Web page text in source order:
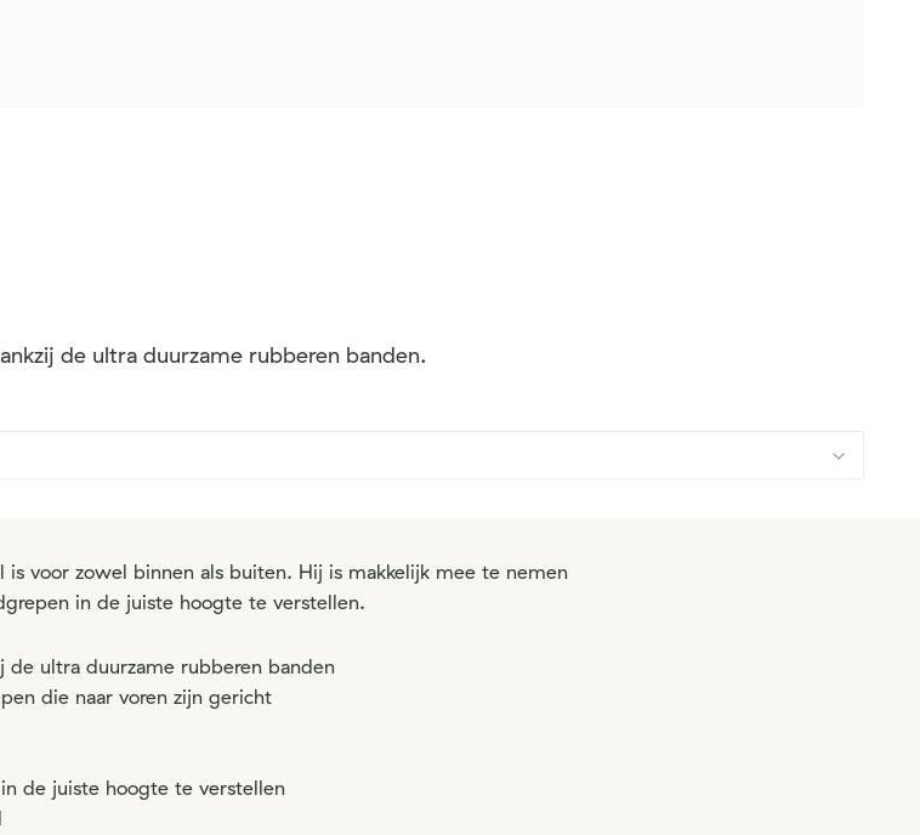
de ultra duurzame rubberen banden.
is voor zowel binnen als buiten. Hij is makkelijk mee te nemen
in de juiste hoogte te verstellen.
de ultra duurzame rubberen banden
die naar voren zijn gericht
de juiste hoogte te verstellen